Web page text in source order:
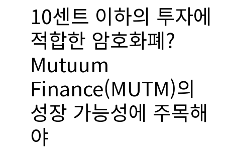
10센트 이하의 투자에
적합한 암호화폐?
Mutuum
Finance(MUTM)의
성장 가능성에 주목해
야